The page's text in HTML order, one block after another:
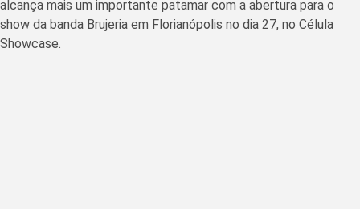
alcança mais um importante patamar com a abertura para o
show da banda Brujeria em Florianópolis no dia 27, no Célula
Showcase.